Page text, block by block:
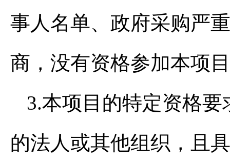
事人名单、政府采购严
商，没有资格参加本项
3.本项目的特定资格
的法人或其他组织，且